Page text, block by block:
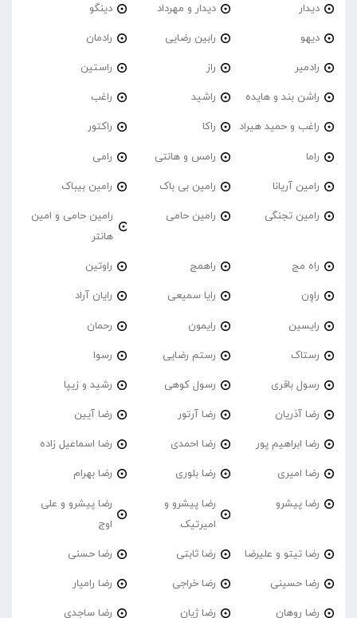
دیدار دیدار و مهرداد دینگو
دیهو رابین رضایی رادمان
رادمیر راز راستین
راشن بند و هایده راشید راغب
راغب و حمید هیراد راکا راکتور
راما رامس و هانتی رامی
رامین آریانا رامین بی باک رامین بیباک
رامین تجنگی رامین حامی
رامین حامی و امین
هانتر
راه مج راهمج راوتین
راوِن رایا سمیعی رایان آراد
رایسین رایمون رحمان
رستاک رستم رضایی رسوا
رسول باقری رسول کوهی رشید و زیپا
رضا آذریان رضا آرتور رضا آیین
رضا ابراهیم پور رضا احمدی رضا اسماعیل زاده
رضا امیری رضا بلوری رضا بهرام
رضا پیشرو
رضا پیشرو و
امیرتیک
رضا پیشرو و علی
اوج
رضا تیتو و علیرضا رضا ثابتی رضا حسنی
رضا حسینی رضا خراجی رضا رامیار
رضا روهان رضا ژیان رضا ساجدی